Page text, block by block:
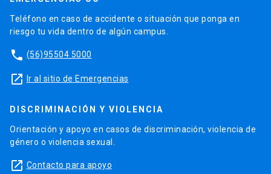
Teléfono en caso de accidente o situación que ponga en
riesgo tu vida dentro de algún campus.
phone (56)95504 5000
launch Ir al sitio de Emergencias
DISCRIMINACIÓN Y VIOLENCIA
Orientación y apoyo en casos de discriminación, violencia de
género o violencia sexual.
launch Contacto para apoyo